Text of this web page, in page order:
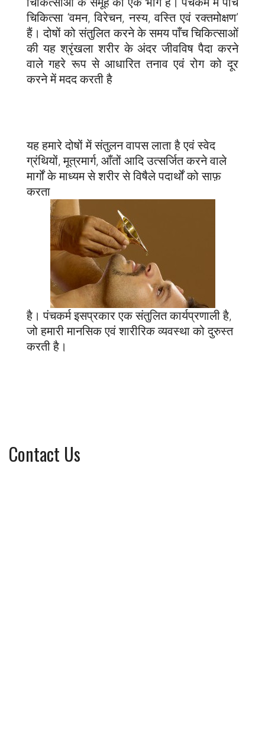
चिकित्सा ‘वमन, विरेचन, नस्य, वस्ति एवं रक्तमोक्षण’
हैं। दोषों को संतुलित करने के समय पाँच चिकित्साओं
की यह श्रृंखला शरीर के अंदर जीवविष पैदा करने
वाले गहरे रूप से आधारित तनाव एवं रोग को दूर
करने में मदद करती है
यह हमारे दोषों में संतुलन वापस लाता है एवं स्वेद
ग्रंथियों, मूत्रमार्ग, आँतों आदि उत्सर्जित करने वाले
मार्गों के माध्यम से शरीर से विषैले पदार्थों को साफ़
करता
है। पंचकर्म इसप्रकार एक संतुलित कार्यप्रणाली है,
जो हमारी मानसिक एवं शारीरिक व्यवस्था को दुरुस्त
करती है।
Contact Us